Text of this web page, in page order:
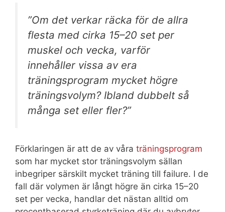
”Om det verkar räcka för de allra
flesta med cirka 15–20 set per
muskel och vecka, varför
innehåller vissa av era
träningsprogram mycket högre
träningsvolym? Ibland dubbelt så
många set eller fler?”
Förklaringen är att de av våra träningsprogram
som har mycket stor träningsvolym sällan
inbegriper särskilt mycket träning till failure. I de
fall där volymen är långt högre än cirka 15–20
set per vecka, handlar det nästan alltid om